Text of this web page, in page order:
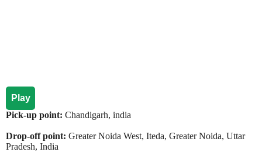
Play
Pick-up point: Chandigarh, india
Drop-off point: Greater Noida West, Iteda, Greater Noida, Uttar
Pradesh, India